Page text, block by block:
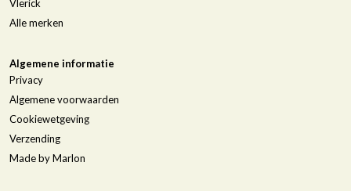
Vlerick
Alle merken
Algemene informatie
Privacy
Algemene voorwaarden
Cookiewetgeving
Verzending
Made by Marlon